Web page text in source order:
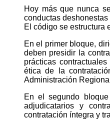
Hoy más que nunca
conductas
El código se estructura
En el primer bloque,
deben presidir la
prácticas
ética de la
Administración
En el segundo
adjudicatarios y
contratación íntegra y